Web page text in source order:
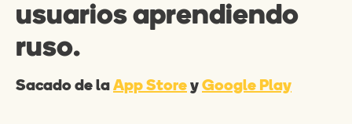
usuarios aprendiendo
ruso.
Sacado de la App Store y Google Play